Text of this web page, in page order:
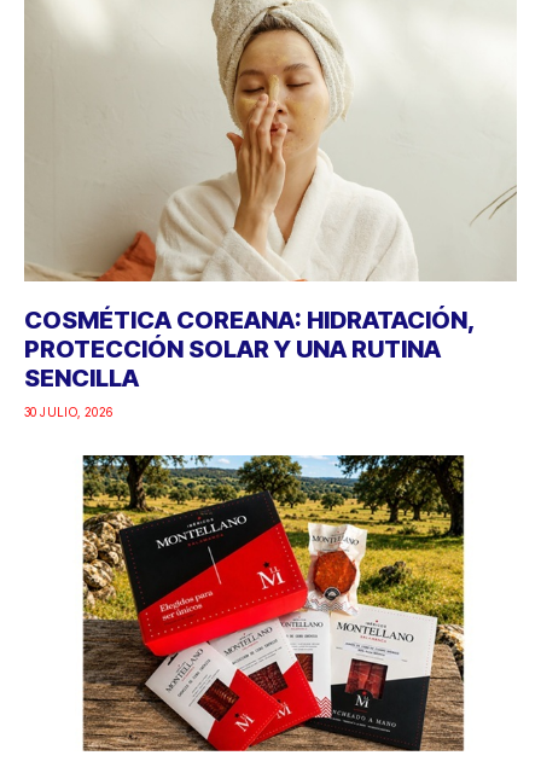
COSMÉTICA COREANA: HIDRATACIÓN,
PROTECCIÓN SOLAR Y UNA RUTINA
SENCILLA
30 JULIO, 2026